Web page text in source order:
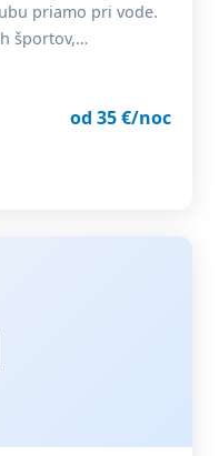
priamo pri vode.
športov,…
od 35 €/noc